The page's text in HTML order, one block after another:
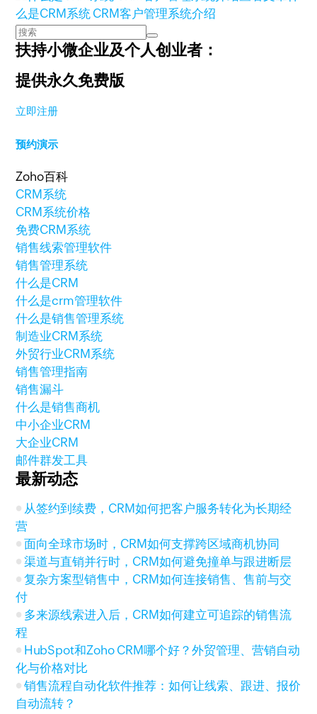
么是CRM系统 CRM客户管理系统介绍
扶持小微企业及个人创业者：
提供永久免费版
立即注册
预约演示
Zoho百科
CRM系统
CRM系统价格
免费CRM系统
销售线索管理软件
销售管理系统
什么是CRM
什么是crm管理软件
什么是销售管理系统
制造业CRM系统
外贸行业CRM系统
销售管理指南
销售漏斗
什么是销售商机
中小企业CRM
大企业CRM
邮件群发工具
最新动态
从签约到续费，CRM如何把客户服务转化为长期经
营
面向全球市场时，CRM如何支撑跨区域商机协同
渠道与直销并行时，CRM如何避免撞单与跟进断层
复杂方案型销售中，CRM如何连接销售、售前与交
付
多来源线索进入后，CRM如何建立可追踪的销售流
程
HubSpot和Zoho CRM哪个好？外贸管理、营销自动
化与价格对比
销售流程自动化软件推荐：如何让线索、跟进、报价
自动流转？